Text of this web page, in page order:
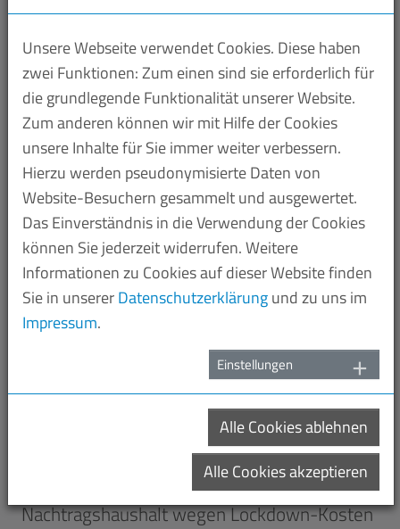
IG…
VSU-Schlagzeilen 05.03.2021
05.03.2021
VSU begrüßt Öffnungsschritte / Staatsrechter
kritisiert Neuverschuldung im Saarland /
Scholz kündigt Nachtragshaushalt an / EU-
Parlament will Vorschläge für
Lieferkettengesetz machen
VSU-Schlagzeilen 04.03.2021
VSU und Saarhütten lehnen
Lieferkettengesetz ab / Land will Gigabit-
Ausbau beschleunigen / Unternehmen sollen
Mitarbeiter testen / Kreise: Scholz plant
Nachtragshaushalt wegen Lockdown-Kosten
Unsere Webseite verwendet Cookies. Diese haben
zwei Funktionen: Zum einen sind sie erforderlich für
die grundlegende Funktionalität unserer Website.
Zum anderen können wir mit Hilfe der Cookies
unsere Inhalte für Sie immer weiter verbessern.
Hierzu werden pseudonymisierte Daten von
Website-Besuchern gesammelt und ausgewertet.
Das Einverständnis in die Verwendung der Cookies
können Sie jederzeit widerrufen. Weitere
Informationen zu Cookies auf dieser Website finden
Sie in unsererDatenschutzerklärungund zu uns im
Impressum.
Einstellungen
Alle Cookies ablehnen
Alle Cookies akzeptieren